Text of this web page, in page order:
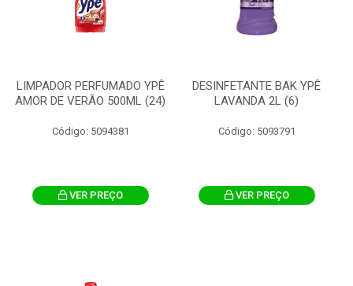
LIMPADOR PERFUMADO YPÊ
AMOR DE VERÃO 500ML (24)
Código: 5094381
VER PREÇO
DESINFETANTE BAK YPÊ
LAVANDA 2L (6)
Código: 5093791
VER PREÇO